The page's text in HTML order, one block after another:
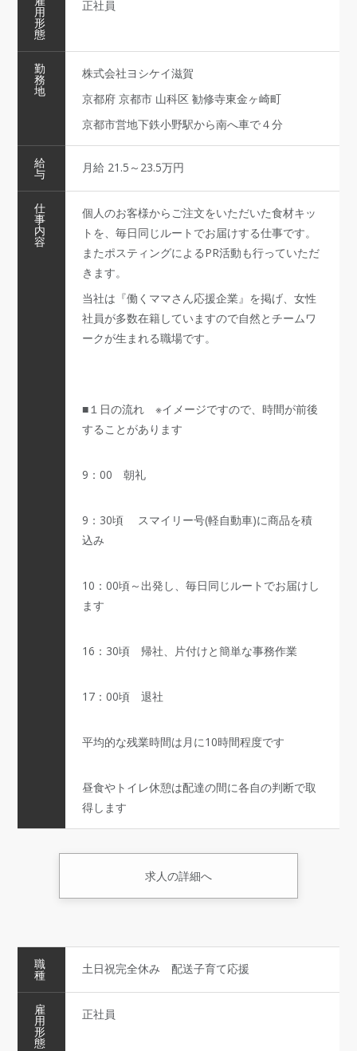
用
形
態
正社員
勤
務
地
株式会社ヨシケイ滋賀
京都府 京都市 山科区 勧修寺東金ヶ崎町
京都市営地下鉄小野駅から南へ車で４分
給
与 月給 21.5～23.5万円
仕
事
内
容
個人のお客様からご注文をいただいた食材キッ
トを、毎日同じルートでお届けする仕事です。
またポスティングによるPR活動も行っていただ
きます。
当社は『働くママさん応援企業』を掲げ、女性
社員が多数在籍していますので自然とチームワ
ークが生まれる職場です。
■１日の流れ ※イメージですので、時間が前後
することがあります
9：00 朝礼
9：30頃 スマイリー号(軽自動車)に商品を積
込み
10：00頃～出発し、毎日同じルートでお届けし
ます
16：30頃 帰社、片付けと簡単な事務作業
17：00頃 退社
平均的な残業時間は月に10時間程度です
昼食やトイレ休憩は配達の間に各自の判断で取
得します
求人の詳細へ
職
種 土日祝完全休み 配送子育て応援
雇
用
形
態
正社員